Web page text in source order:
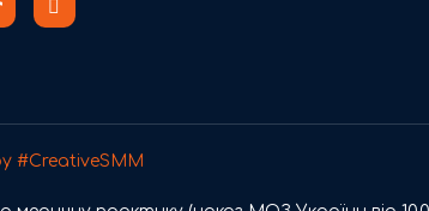
#CreativeSMM